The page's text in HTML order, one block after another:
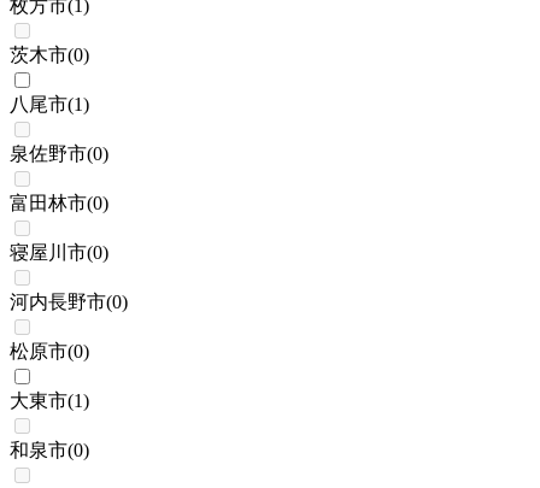
枚方市(1)
茨木市(0)
八尾市(1)
泉佐野市(0)
富田林市(0)
寝屋川市(0)
河内長野市(0)
松原市(0)
大東市(1)
和泉市(0)